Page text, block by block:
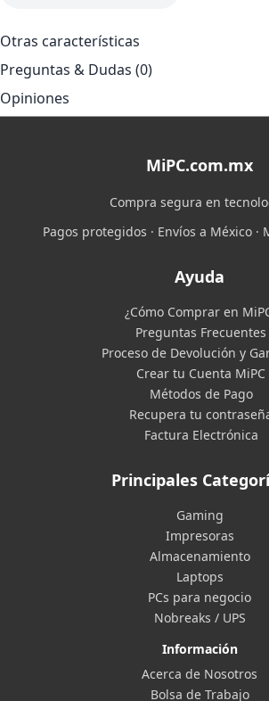
Otras características
Preguntas & Dudas (0)
Opiniones
MiPC.com.mx
Compra segura en
Pagos protegidos · Envíos a México ·
Ayuda
¿Cómo Comprar en
Preguntas Frecuentes
Proceso de Devolución y
Crear tu Cuenta MiPC
Métodos de Pago
Recupera tu
Factura Electrónica
Principales
Gaming
Impresoras
Almacenamiento
Laptops
PCs para negocio
Nobreaks / UPS
Información
Acerca de Nosotros
Bolsa de Trabajo